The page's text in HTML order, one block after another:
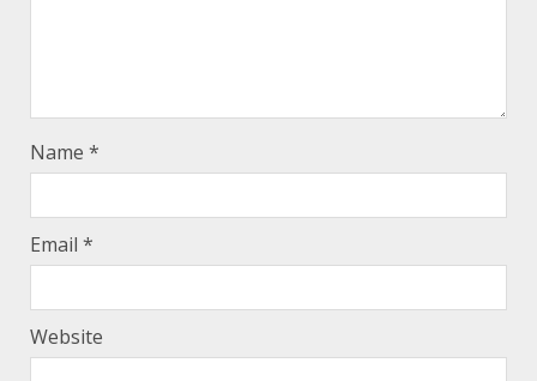
Name *
Email *
Website